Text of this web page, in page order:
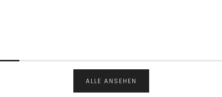
ALLE ANSEHEN